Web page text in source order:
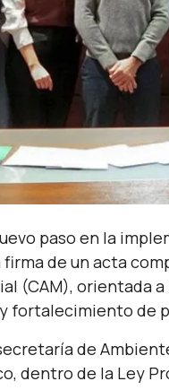
paso en la
de un acta
(CAM), orientada
fortalecimiento de
de
dentro de la Ley